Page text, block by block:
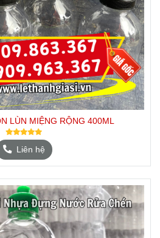
LÙN MIỆNG RỘNG 400ML
Liên hệ